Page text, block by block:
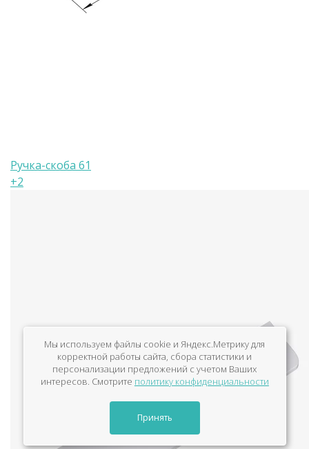
Ручка-скоба 61
+2
Мы используем файлы cookie и Яндекс.Метрику для
корректной работы сайта, сбора статистики и
персонализации предложений с учетом Ваших
интересов. Смотрите политику конфиденциальности
Принять